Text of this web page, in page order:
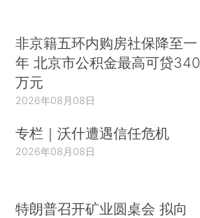
非京籍五环内购房社保降至一
年 北京市公积金最高可贷340
万元
2026年08月08日
专栏｜沃什遭遇信任危机
2026年08月08日
特朗普召开矿业圆桌会 拟向